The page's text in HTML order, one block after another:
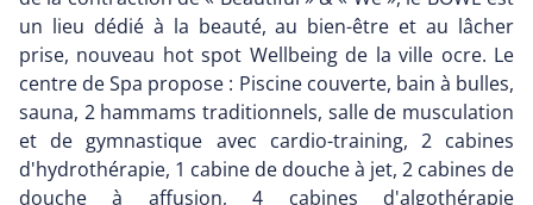
un lieu dédié à la beauté, au bien-être et au lâcher
prise, nouveau hot spot Wellbeing de la ville ocre. Le
centre de Spa propose : Piscine couverte, bain à bulles,
sauna, 2 hammams traditionnels, salle de musculation
et de gymnastique avec cardio-training, 2 cabines
d'hydrothérapie, 1 cabine de douche à jet, 2 cabines de
douche à affusion, 4 cabines d'algothérapie